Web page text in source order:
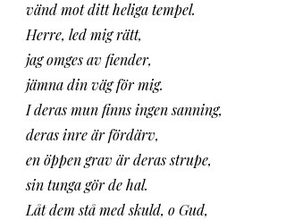
vänd mot ditt heliga tempel.
Herre, led mig rätt,
jag omges av fiender,
jämna din väg för mig.
I deras mun finns ingen sanning,
deras inre är fördärv,
en öppen grav är deras strupe,
sin tunga gör de hal.
Låt dem stå med skuld, o Gud,